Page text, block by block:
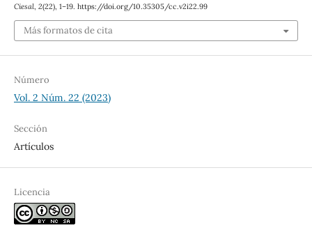
Ciesal, 2(22), 1–19. https://doi.org/10.35305/cc.v2i22.99
Más formatos de cita
Número
Vol. 2 Núm. 22 (2023)
Sección
Artículos
Licencia